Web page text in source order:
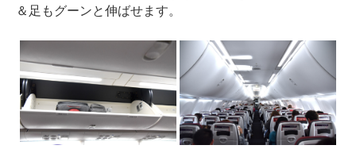
＆足もグーンと伸ばせます。